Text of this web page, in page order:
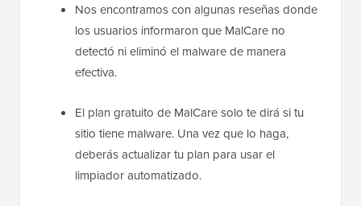
Nos encontramos con algunas reseñas donde
los usuarios informaron que MalCare no
detectó ni eliminó el malware de manera
efectiva.
El plan gratuito de MalCare solo te dirá si tu
sitio tiene malware. Una vez que lo haga,
deberás actualizar tu plan para usar el
limpiador automatizado.